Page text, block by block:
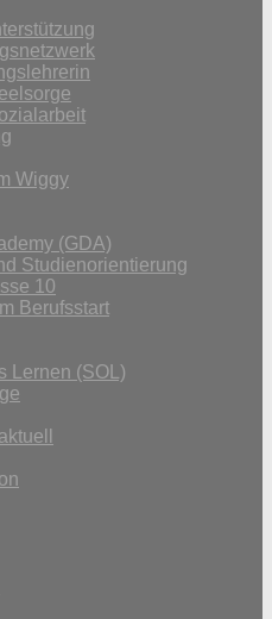
Wiggy
(GDA)
Studienorientierung
10
Berufsstart
Lernen (SOL)